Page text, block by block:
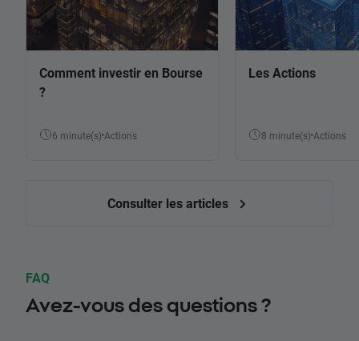
Comment investir en Bourse
?
6 minute(s) Actions
Les Actions
8 minute(s) Actions
Consulter les articles
FAQ
Avez-vous des questions ?